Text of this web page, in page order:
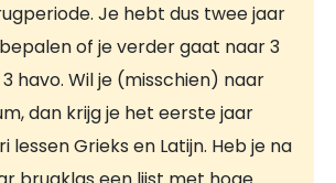
Je hebt dus twee jaar
of je verder gaat naar 3
havo. Wil je (misschien) naar
dan krijg je het eerste jaar
lessen Grieks en Latijn. Heb je na